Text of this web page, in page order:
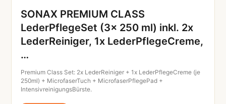
SONAX PREMIUM CLASS
LederPflegeSet (3x 250 ml) inkl. 2x
LederReiniger, 1x LederPflegeCreme,
…
Premium Class Set: 2x LederReiniger + 1x LederPflegeCreme (je
250ml) + MicrofaserTuch + MicrofaserPflegePad +
IntensivreinigungsBürste.